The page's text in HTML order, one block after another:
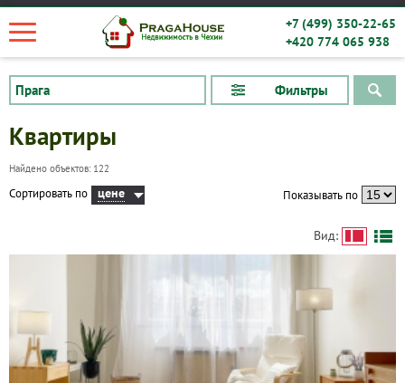
+7 (499) 350-22-65
+420 774 065 938
Фильтры
Квартиры
Найдено объектов: 122
Сортировать по цене Показывать по
Вид: